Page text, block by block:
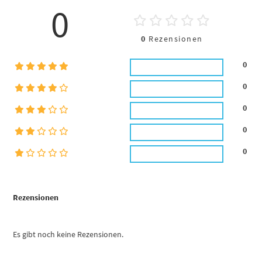
Rezensionen
Es gibt noch keine Rezensionen.
0 0 Rezensionen
0
0
0
0
0